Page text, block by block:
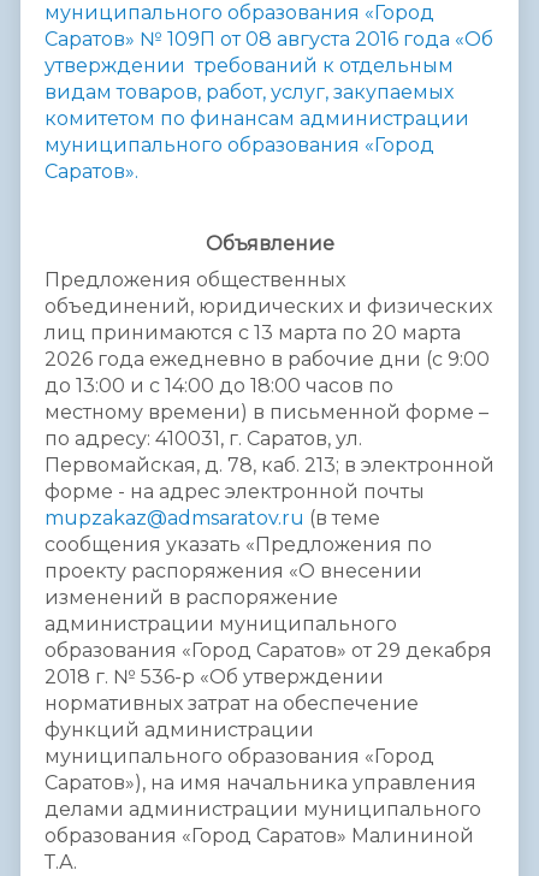
муниципального образования «Город
Саратов» № 109П от 08 августа 2016 года «Об
утверждении требований к отдельным
видам товаров, работ, услуг, закупаемых
комитетом по финансам администрации
муниципального образования «Город
Саратов».
Объявление
Предложения общественных
объединений, юридических и физических
лиц принимаются с 13 марта по 20 марта
2026 года ежедневно в рабочие дни (с 9:00
до 13:00 и с 14:00 до 18:00 часов по
местному времени) в письменной форме –
по адресу: 410031, г. Саратов, ул.
Первомайская, д. 78, каб. 213; в электронной
форме - на адрес электронной почты
mupzakaz@admsaratov.ru (в теме
сообщения указать «Предложения по
проекту распоряжения «О внесении
изменений в распоряжение
администрации муниципального
образования «Город Саратов» от 29 декабря
2018 г. № 536-р «Об утверждении
нормативных затрат на обеспечение
функций администрации
муниципального образования «Город
Саратов»), на имя начальника управления
делами администрации муниципального
образования «Город Саратов» Малининой
Т.А.